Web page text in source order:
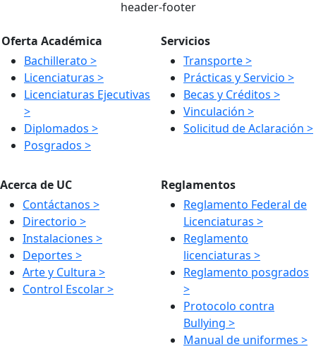
Oferta Académica
Bachillerato >
Licenciaturas >
Licenciaturas Ejecutivas
>
Diplomados >
Posgrados >
Acerca de UC
Contáctanos >
Directorio >
Instalaciones >
Deportes >
Arte y Cultura >
Control Escolar >
Servicios
Transporte >
Prácticas y Servicio >
Becas y Créditos >
Vinculación >
Solicitud de Aclaración >
Reglamentos
Reglamento Federal de
Licenciaturas >
Reglamento
licenciaturas >
Reglamento posgrados
>
Protocolo contra
Bullying >
Manual de uniformes >